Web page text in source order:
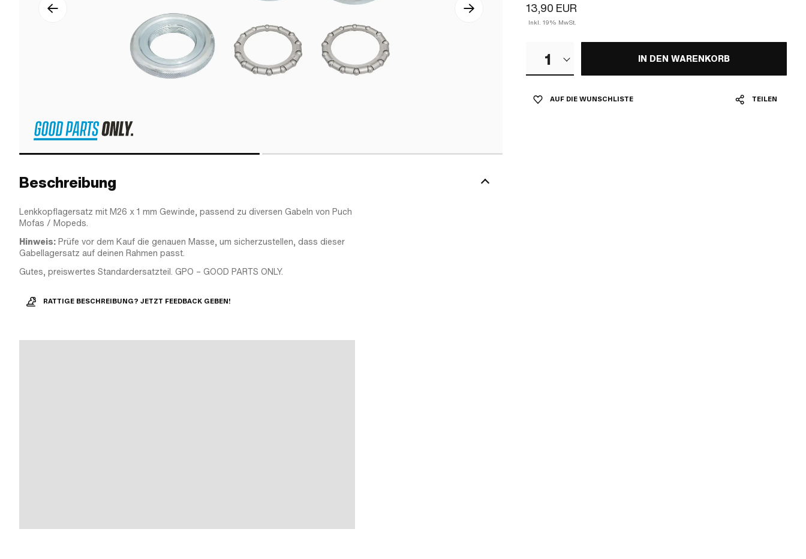
13,90 EUR
Inkl. 19% MwSt.
1 IN DEN WARENKORB
AUF DIE WUNSCHLISTE TEILEN
Beschreibung
Lenkkopflagersatz mit M26 x 1 mm Gewinde, passend zu diversen Gabeln von Puch
Mofas / Mopeds.
Hinweis: Prüfe vor dem Kauf die genauen Masse, um sicherzustellen, dass dieser
Gabellagersatz auf deinen Rahmen passt.
Gutes, preiswertes Standardersatzteil. GPO – GOOD PARTS ONLY.
RATTIGE BESCHREIBUNG? JETZT FEEDBACK GEBEN!